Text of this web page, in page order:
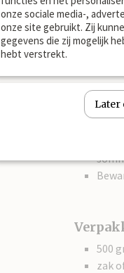
Dosering
schepjes
Niet
500
zak
onze sociale media-,
onze site gebruikt. Zij
gegevens die zij mogelijk
hebt verstrekt.
Later